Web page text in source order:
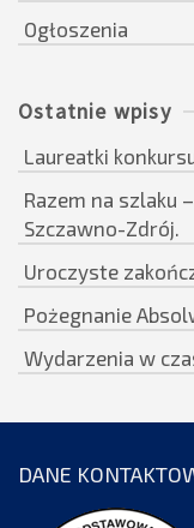
Ogłoszenia
Ostatnie wpisy
Laureatki
Razem na szlaku
Szczawno-Zdrój.
Uroczyste
Pożegnanie
Wydarzenia w
DANE